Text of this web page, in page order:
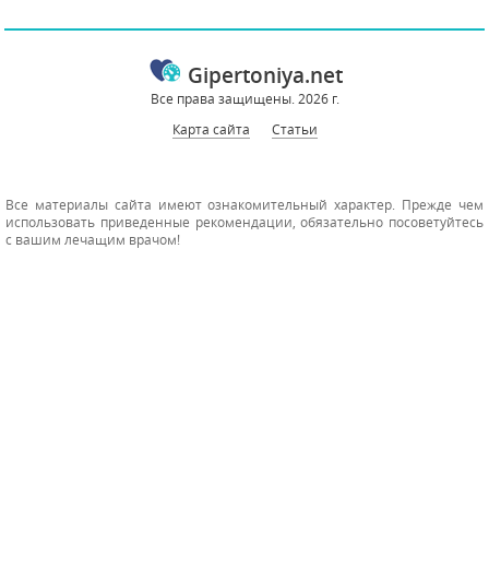
Gipertoniya.net
Все права защищены. 2026 г.
Карта сайта
Статьи
Все материалы сайта имеют ознакомительный характер. Прежде чем
использовать приведенные рекомендации, обязательно посоветуйтесь
с вашим лечащим врачом!